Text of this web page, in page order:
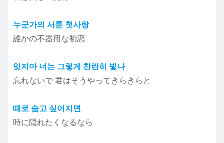
누군가의 서툰 첫사랑
誰かの不器用な初恋
잊지마 너는 그렇게 찬란히 빛나
忘れないで 君はそうやってきらきらと
때로 숨고 싶어지면
時に隠れたくなるなら